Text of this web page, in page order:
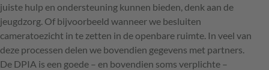
juiste hulp en ondersteuning kunnen bieden, denk aan de
jeugdzorg. Of bijvoorbeeld wanneer we besluiten
cameratoezicht in te zetten in de openbare ruimte. In veel van
deze processen delen we bovendien gegevens met partners.
De DPIA is een goede – en bovendien soms verplichte –